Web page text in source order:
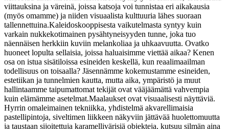
viittauksina ja väreinä, joissa katsoja voi tunnistaa eri aikakausia
(myös omamme) ja niiden visuaalista kulttuuria lähes suoraan
tallennettuina.Kaleidoskooppisesta vaikutelmasta syntyy kuin
varkain nukkekotimainen pysähtyneisyyden tunne, joka tuo
näennäisen herkkiin kuviin melankoliaa ja uhkaavuutta. Ovatko
huoneet lopulta sellaisia, joissa haluaisimme viettää aikaa? Kenen
osa on istua sisätiloissa esineiden keskellä, kun reaalimaailman
todellisuus on toisaalla? Jäsennämme kokemustamme esineiden,
estetiikan ja tunnelmien kautta, mutta aika, ympäristö ja muut
hallintaamme taipumattomat tekijät ovat vääjäämättä vahvempia
kuin elämämme asetelmat.Maalaukset ovat visuaalisesti näyttäviä.
Hyrrin omaleimainen tekniikka, yhdistelmä akvarellimaisia
pastellipintoja, siveltimen liikkeen näkyviin jättävää huolettomuutta
ja taustaan sijoitettuja karamellivärisiä objekteja, kutsuu silmän aina